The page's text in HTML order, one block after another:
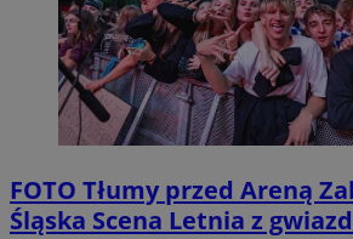
FOTO Tłumy przed Areną
Śląska Scena Letnia z